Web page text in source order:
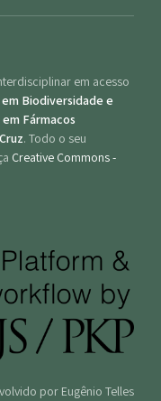
em acesso
Biodiversidade e
Fármacos
. Todo o seu
Creative Commons -
por Eugênio Telles